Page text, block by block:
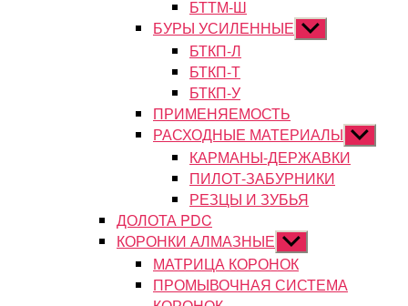
БТТМ-Ш
БУРЫ УСИЛЕННЫЕ Показывать
подменю
БТКП-Л
БТКП-Т
БТКП-У
ПРИМЕНЯЕМОСТЬ
РАСХОДНЫЕ МАТЕРИАЛЫ
подменю
КАРМАНЫ-ДЕРЖАВКИ
ПИЛОТ-ЗАБУРНИКИ
РЕЗЦЫ И ЗУБЬЯ
ДОЛОТА PDC
КОРОНКИ АЛМАЗНЫЕ Показывать
подменю
МАТРИЦА КОРОНОК
ПРОМЫВОЧНАЯ СИСТЕМА